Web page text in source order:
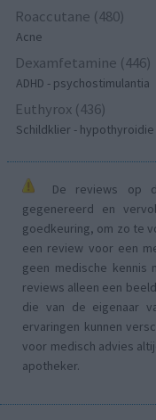
Roaccutane (480)
Acne
Dexamfetamine (446)
ADHD - psychostimulantia
Euthyrox (436)
Schildklier -
De reviews op
gegenereerd en
goedkeuring, om zo te
een review voor een
geen medische kennis
reviews alleen een
die van de eigenaar
ervaringen kunnen
voor medisch advies
apotheker.